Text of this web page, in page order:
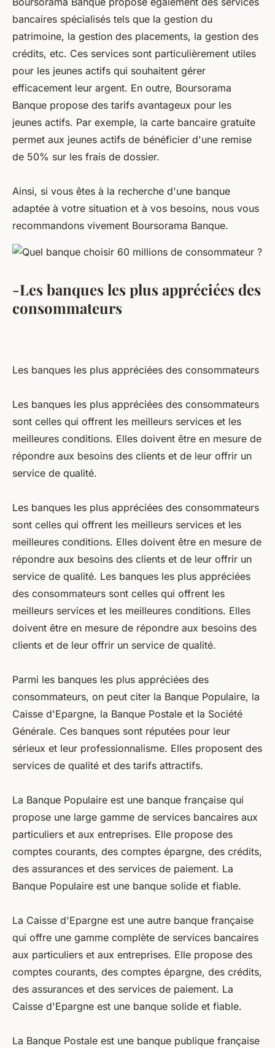
bancaires spécialisés tels que la gestion du
patrimoine, la gestion des placements, la gestion des
crédits, etc. Ces services sont particulièrement utiles
pour les jeunes actifs qui souhaitent gérer
efficacement leur argent. En outre, Boursorama
Banque propose des tarifs avantageux pour les
jeunes actifs. Par exemple, la carte bancaire gratuite
permet aux jeunes actifs de bénéficier d'une remise
de 50% sur les frais de dossier.
Ainsi, si vous êtes à la recherche d'une banque
adaptée à votre situation et à vos besoins, nous vous
recommandons vivement Boursorama Banque.
-Les banques les plus appréciées des
consommateurs
Les banques les plus appréciées des consommateurs
Les banques les plus appréciées des consommateurs
sont celles qui offrent les meilleurs services et les
meilleures conditions. Elles doivent être en mesure de
répondre aux besoins des clients et de leur offrir un
service de qualité.
Les banques les plus appréciées des consommateurs
sont celles qui offrent les meilleurs services et les
meilleures conditions. Elles doivent être en mesure de
répondre aux besoins des clients et de leur offrir un
service de qualité. Les banques les plus appréciées
des consommateurs sont celles qui offrent les
meilleurs services et les meilleures conditions. Elles
doivent être en mesure de répondre aux besoins des
clients et de leur offrir un service de qualité.
Parmi les banques les plus appréciées des
consommateurs, on peut citer la Banque Populaire, la
Caisse d'Epargne, la Banque Postale et la Société
Générale. Ces banques sont réputées pour leur
sérieux et leur professionnalisme. Elles proposent des
services de qualité et des tarifs attractifs.
La Banque Populaire est une banque française qui
propose une large gamme de services bancaires aux
particuliers et aux entreprises. Elle propose des
comptes courants, des comptes épargne, des crédits,
des assurances et des services de paiement. La
Banque Populaire est une banque solide et fiable.
La Caisse d'Epargne est une autre banque française
qui offre une gamme complète de services bancaires
aux particuliers et aux entreprises. Elle propose des
comptes courants, des comptes épargne, des crédits,
des assurances et des services de paiement. La
Caisse d'Epargne est une banque solide et fiable.
La Banque Postale est une banque publique française